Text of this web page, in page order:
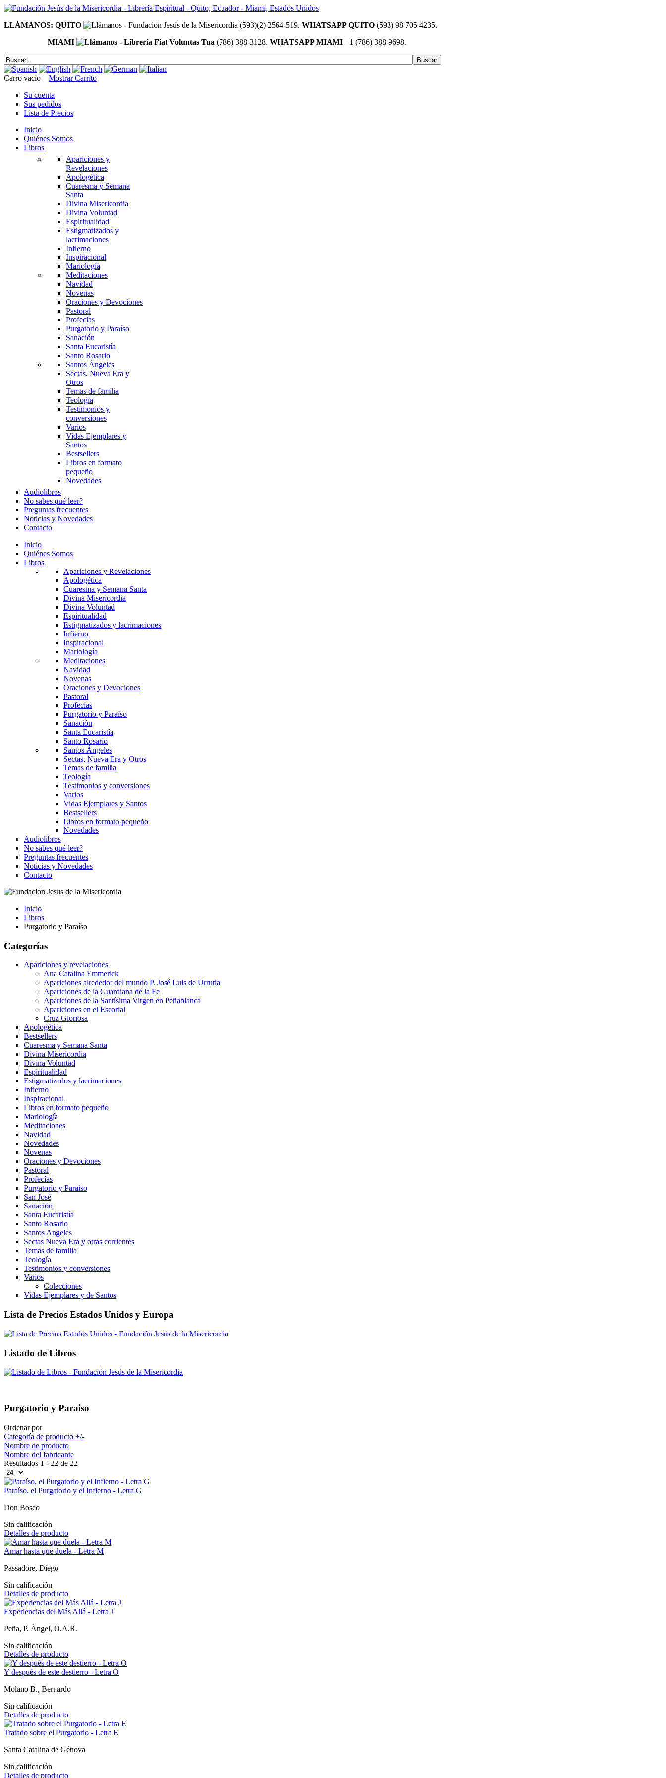
LLÁMANOS: QUITO (593)(2) 2564-519. WHATSAPP QUITO (593) 98 705 4235.
MIAMI
(786) 388-3128. WHATSAPP MIAMI +1 (786) 388-9698.
Carro vacío
Mostrar Carrito
Su cuenta
Sus pedidos
Lista de Precios
Inicio
Quiénes Somos
Libros
Apariciones y
Revelaciones
Apologética
Cuaresma y Semana
Santa
Divina Misericordia
Divina Voluntad
Espiritualidad
Estigmatizados y
lacrimaciones
Infierno
Inspiracional
Mariología
Meditaciones
Navidad
Novenas
Oraciones y Devociones
Pastoral
Profecías
Purgatorio y Paraíso
Sanación
Santa Eucaristía
Santo Rosario
Santos Ángeles
Sectas, Nueva Era y
Otros
Temas de familia
Teología
Testimonios y
conversiones
Varios
Vidas Ejemplares y
Santos
Bestsellers
Libros en formato
pequeño
Novedades
Audiolibros
No sabes qué leer?
Preguntas frecuentes
Noticias y Novedades
Contacto
Inicio
Quiénes Somos
Libros
Apariciones y Revelaciones
Apologética
Cuaresma y Semana Santa
Divina Misericordia
Divina Voluntad
Espiritualidad
Estigmatizados y lacrimaciones
Infierno
Inspiracional
Mariología
Meditaciones
Navidad
Novenas
Oraciones y Devociones
Pastoral
Profecías
Purgatorio y Paraíso
Sanación
Santa Eucaristía
Santo Rosario
Santos Ángeles
Sectas, Nueva Era y Otros
Temas de familia
Teología
Testimonios y conversiones
Varios
Vidas Ejemplares y Santos
Bestsellers
Libros en formato pequeño
Novedades
Audiolibros
No sabes qué leer?
Preguntas frecuentes
Noticias y Novedades
Contacto
Inicio
Libros
Purgatorio y Paraíso
Categorías
Apariciones y revelaciones
Ana Catalina Emmerick
Apariciones alrededor del mundo P. José Luis de Urrutia
Apariciones de la Guardiana de la Fe
Apariciones de la Santísima Virgen en Peñablanca
Apariciones en el Escorial
Cruz Gloriosa
Apologética
Bestsellers
Cuaresma y Semana Santa
Divina Misericordia
Divina Voluntad
Espiritualidad
Estigmatizados y lacrimaciones
Infierno
Inspiracional
Libros en formato pequeño
Mariología
Meditaciones
Navidad
Novedades
Novenas
Oraciones y Devociones
Pastoral
Profecías
Purgatorio y Paraiso
San José
Sanación
Santa Eucaristía
Santo Rosario
Santos Angeles
Sectas Nueva Era y otras corrientes
Temas de familia
Teología
Testimonios y conversiones
Varios
Colecciones
Vidas Ejemplares y de Santos
Lista de Precios Estados Unidos y Europa
Listado de Libros
Purgatorio y Paraiso
Ordenar por
Categoría de producto +/-
Nombre de producto
Nombre del fabricante
Resultados 1 - 22 de 22
Paraíso, el Purgatorio y el Infierno - Letra G
Don Bosco
Sin calificación
Detalles de producto
Amar hasta que duela - Letra M
Passadore, Diego
Sin calificación
Detalles de producto
Experiencias del Más Allá - Letra J
Peña, P. Ángel, O.A.R.
Sin calificación
Detalles de producto
Y después de este destierro - Letra O
Molano B., Bernardo
Sin calificación
Detalles de producto
Tratado sobre el Purgatorio - Letra E
Santa Catalina de Génova
Sin calificación
Detalles de producto